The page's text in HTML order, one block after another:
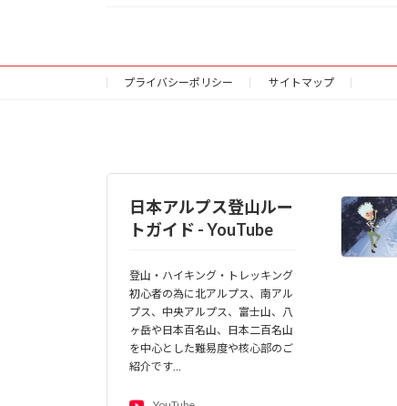
プライバシーポリシー サイトマップ
日本アルプス登山ルー
トガイド - YouTube
登山・ハイキング・トレッキング
初心者の為に北アルプス、南アル
プス、中央アルプス、富士山、八
ヶ岳や日本百名山、日本二百名山
を中心とした難易度や核心部のご
紹介です…